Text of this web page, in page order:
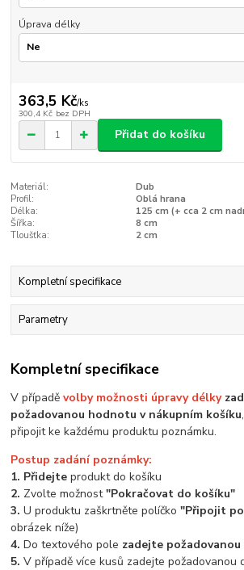
Úprava délky
363,5 Kč/ks
300,4 Kč bez DPH
Přidat do košíku
Materiál:
Dub
Profil:
Oblá hrana
Délka:
125 cm (+ cca 2 cm
Šířka:
8 cm
Tloušťka:
2 cm
Kompletní specifikace
Parametry
Kompletní specifikace
V případěvolby možnosti úpravy délky
požadovanou hodnotu v nákupním košíku
připojit ke každému produktu poznámku.
Postup zadání poznámky:
1. Přidejte produkt do košíku
2. Zvolte možnost"Pokračovat do košíku"
3.U produktu zaškrtněte políčko"Připojit
obrázek níže)
4.Do textového pole zadejte
5.V případě více kusů zadejte požadovanou